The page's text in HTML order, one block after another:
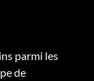
parmi les
de